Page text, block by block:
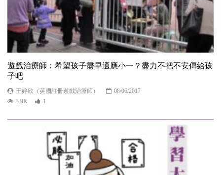
遊戲治療師：希望孩子盡早適應小一？盡力不把不安傳給孩
子吧
王婷欣（英國註冊遊戲治療師）
08/06/2017
3.9K
1